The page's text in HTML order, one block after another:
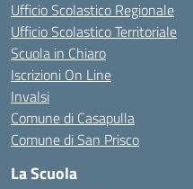
Ufficio Scolastico Regionale
Ufficio Scolastico Territoriale
Scuola in Chiaro
Iscrizioni On Line
Invalsi
Comune di Casapulla
Comune di San Prisco
La Scuola